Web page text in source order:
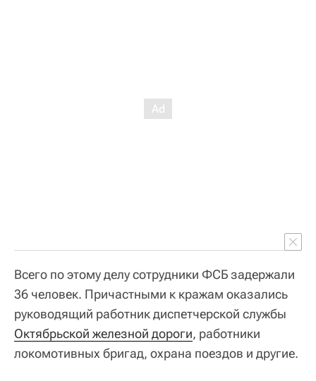
Всего по этому делу сотрудники ФСБ задержали
36 человек. Причастными к кражам оказались
руководящий работник диспетчерской службы
Октябрьской железной дороги, работники
локомотивных бригад, охрана поездов и другие.